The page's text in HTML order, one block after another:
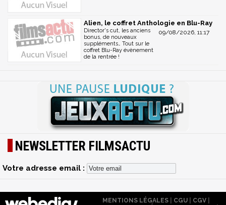
Alien, le coffret Anthologie en Blu-Ray
09/08/2026, 11:17
Director's cut, les anciens
bonus, de nouveaux
suppléments… Tout sur le
coffret Blu-Ray évènement
de la rentrée !
NEWSLETTER FILMSACTU
Votre adresse email :
MENTIONS LÉGALES| CGU| CGV|